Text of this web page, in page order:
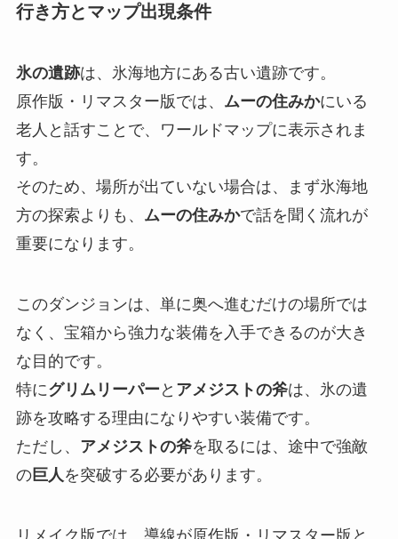
行き方とマップ出現条件
氷の遺跡は、氷海地方にある古い遺跡です。
原作版・リマスター版では、 ムーの住みかにいる
老人と話すことで、ワールドマップに表示されま
す。
そのため、場所が出ていない場合は、まず氷海地
方の探索よりも、 ムーの住みかで話を聞く流れが
重要になります。
このダンジョンは、単に奥へ進むだけの場所では
なく、宝箱から強力な装備を入手できるのが大き
な目的です。
特にグリムリーパー と アメジストの斧は、氷の遺
跡を攻略する理由になりやすい装備です。
ただし、 アメジストの斧を取るには、途中で強敵
の巨人を突破する必要があります。
リメイク版では、導線が原作版・リマスター版と